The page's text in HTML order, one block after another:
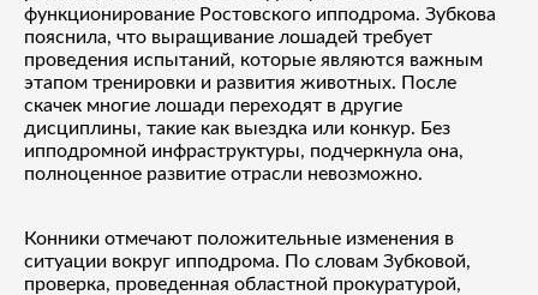
функционирование Ростовского ипподрома. Зубкова
пояснила, что выращивание лошадей требует
проведения испытаний, которые являются важным
этапом тренировки и развития животных. После
скачек многие лошади переходят в другие
дисциплины, такие как выездка или конкур. Без
ипподромной инфраструктуры, подчеркнула она,
полноценное развитие отрасли невозможно.
Конники отмечают положительные изменения в
ситуации вокруг ипподрома. По словам Зубковой,
проверка, проведенная областной прокуратурой,